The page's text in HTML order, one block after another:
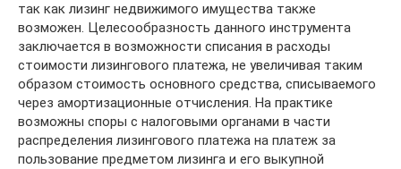
так как лизинг недвижимого имущества также
возможен. Целесообразность данного инструмента
заключается в возможности списания в расходы
стоимости лизингового платежа, не увеличивая таким
образом стоимость основного средства, списываемого
через амортизационные отчисления. На практике
возможны споры с налоговыми органами в части
распределения лизингового платежа на платеж за
пользование предметом лизинга и его выкупной